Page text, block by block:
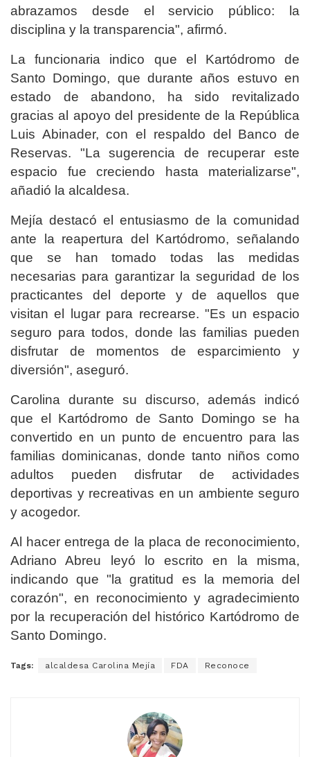
abrazamos desde el servicio público: la
disciplina y la transparencia", afirmó.
La funcionaria indico que el Kartódromo de
Santo Domingo, que durante años estuvo en
estado de abandono, ha sido revitalizado
gracias al apoyo del presidente de la República
Luis Abinader, con el respaldo del Banco de
Reservas. "La sugerencia de recuperar este
espacio fue creciendo hasta materializarse",
añadió la alcaldesa.
Mejía destacó el entusiasmo de la comunidad
ante la reapertura del Kartódromo, señalando
que se han tomado todas las medidas
necesarias para garantizar la seguridad de los
practicantes del deporte y de aquellos que
visitan el lugar para recrearse. "Es un espacio
seguro para todos, donde las familias pueden
disfrutar de momentos de esparcimiento y
diversión", aseguró.
Carolina durante su discurso, además indicó
que el Kartódromo de Santo Domingo se ha
convertido en un punto de encuentro para las
familias dominicanas, donde tanto niños como
adultos pueden disfrutar de actividades
deportivas y recreativas en un ambiente seguro
y acogedor.
Al hacer entrega de la placa de reconocimiento,
Adriano Abreu leyó lo escrito en la misma,
indicando que "la gratitud es la memoria del
corazón", en reconocimiento y agradecimiento
por la recuperación del histórico Kartódromo de
Santo Domingo.
Tags: alcaldesa Carolina Mejía FDA Reconoce